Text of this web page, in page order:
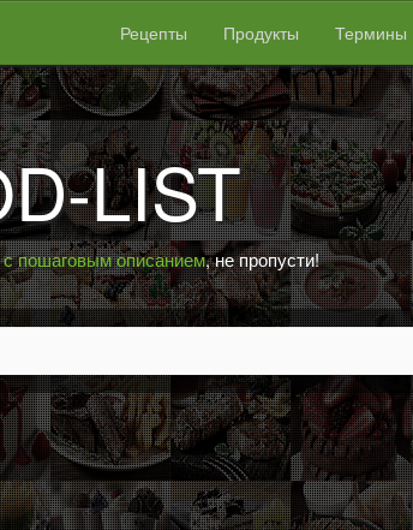
Рецепты Продукты Термины
LIST
с пошаговым описанием, не пропусти!